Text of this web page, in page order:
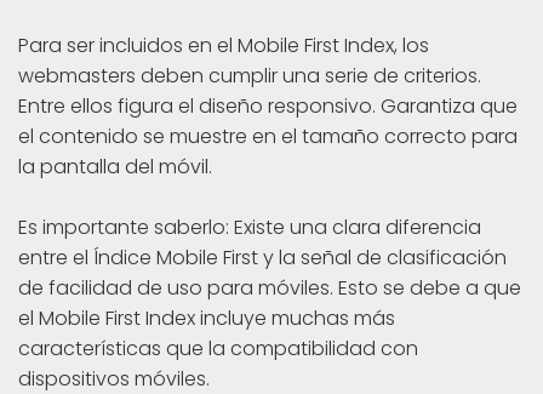
Para ser incluidos en el Mobile First Index, los
webmasters deben cumplir una serie de criterios.
Entre ellos figura el diseño responsivo. Garantiza que
el contenido se muestre en el tamaño correcto para
la pantalla del móvil.
Es importante saberlo: Existe una clara diferencia
entre el Índice Mobile First y la señal de clasificación
de facilidad de uso para móviles. Esto se debe a que
el Mobile First Index incluye muchas más
características que la compatibilidad con
dispositivos móviles.